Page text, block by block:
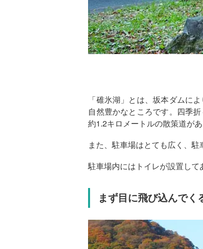
「碓氷湖」とは、坂本ダムに
自然豊かなところです。四季
約1.2キロメートルの散策道が
また、駐車場はとても広く、駐
駐車場内にはトイレが設置して
まず目に飛び込んでく